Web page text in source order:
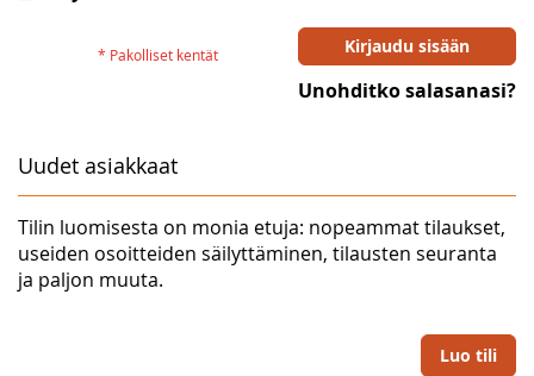
Kirjaudu sisään
Unohditko salasanasi?
Uudet asiakkaat
Tilin luomisesta on monia etuja: nopeammat tilaukset,
useiden osoitteiden säilyttäminen, tilausten seuranta
ja paljon muuta.
Luo tili